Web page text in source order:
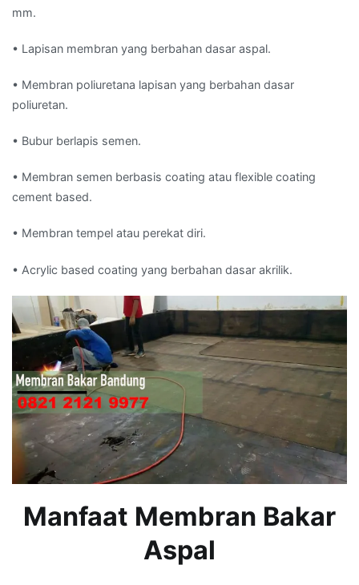
mm.
• Lapisan membran yang berbahan dasar aspal.
• Membran poliuretana lapisan yang berbahan dasar
poliuretan.
• Bubur berlapis semen.
• Membran semen berbasis coating atau flexible coating
cement based.
• Membran tempel atau perekat diri.
• Acrylic based coating yang berbahan dasar akrilik.
Manfaat Membran Bakar
Aspal